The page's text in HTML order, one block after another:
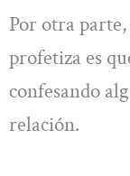
Por otra parte,
profetiza es
confesando
relación.